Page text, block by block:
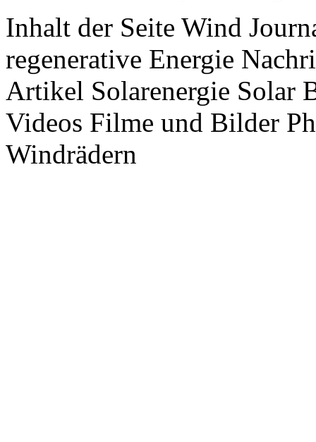
Inhalt der Seite Wind
regenerative Energie
Artikel Solarenergie Solar
Videos Filme und Bilder
Windrädern